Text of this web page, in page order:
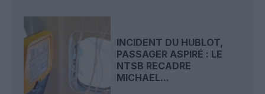
INCIDENT DU HUBLOT,
PASSAGER ASPIRÉ : LE
NTSB RECADRE
MICHAEL...